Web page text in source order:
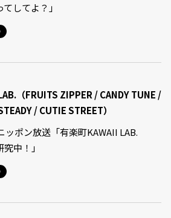
してよ？」
（FRUITS ZIPPER / CANDY TUNE /
/ CUTIE STREET）
ッポン放送「有楽町KAWAII LAB.
中！」